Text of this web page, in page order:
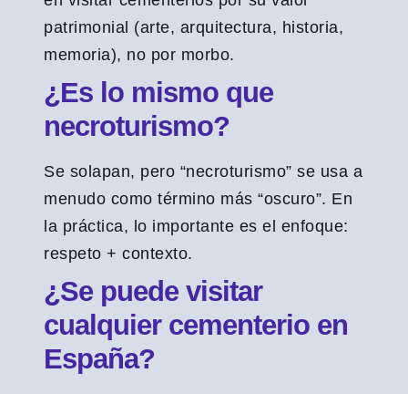
patrimonial (arte, arquitectura, historia,
memoria), no por morbo.
¿Es lo mismo que
necroturismo?
Se solapan, pero “necroturismo” se usa a
menudo como término más “oscuro”. En
la práctica, lo importante es el enfoque:
respeto + contexto.
¿Se puede visitar
cualquier cementerio en
España?